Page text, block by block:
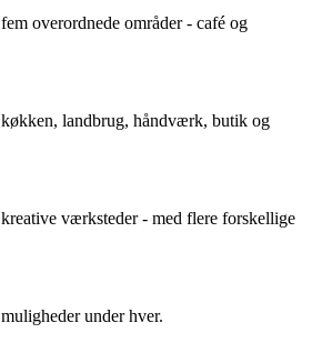
fem overordnede områder - café og
køkken, landbrug, håndværk, butik og
kreative værksteder - med flere forskellige
muligheder under hver.